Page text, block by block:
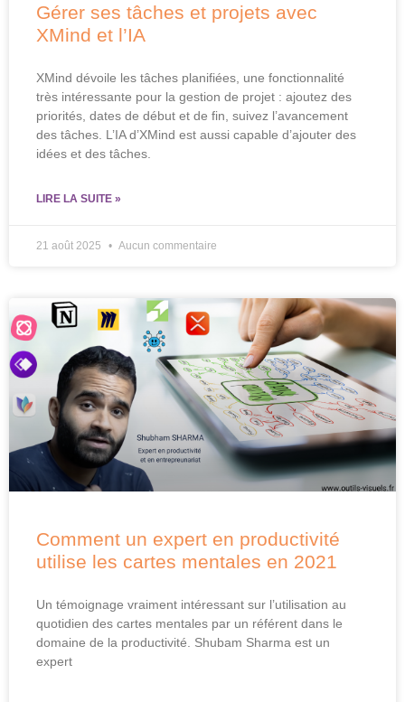
Gérer ses tâches et projets avec
XMind et l’IA
XMind dévoile les tâches planifiées, une fonctionnalité
très intéressante pour la gestion de projet : ajoutez des
priorités, dates de début et de fin, suivez l’avancement
des tâches. L’IA d’XMind est aussi capable d’ajouter des
idées et des tâches.
LIRE LA SUITE »
21 août 2025 Aucun commentaire
Comment un expert en productivité
utilise les cartes mentales en 2021
Un témoignage vraiment intéressant sur l’utilisation au
quotidien des cartes mentales par un référent dans le
domaine de la productivité. Shubam Sharma est un
expert